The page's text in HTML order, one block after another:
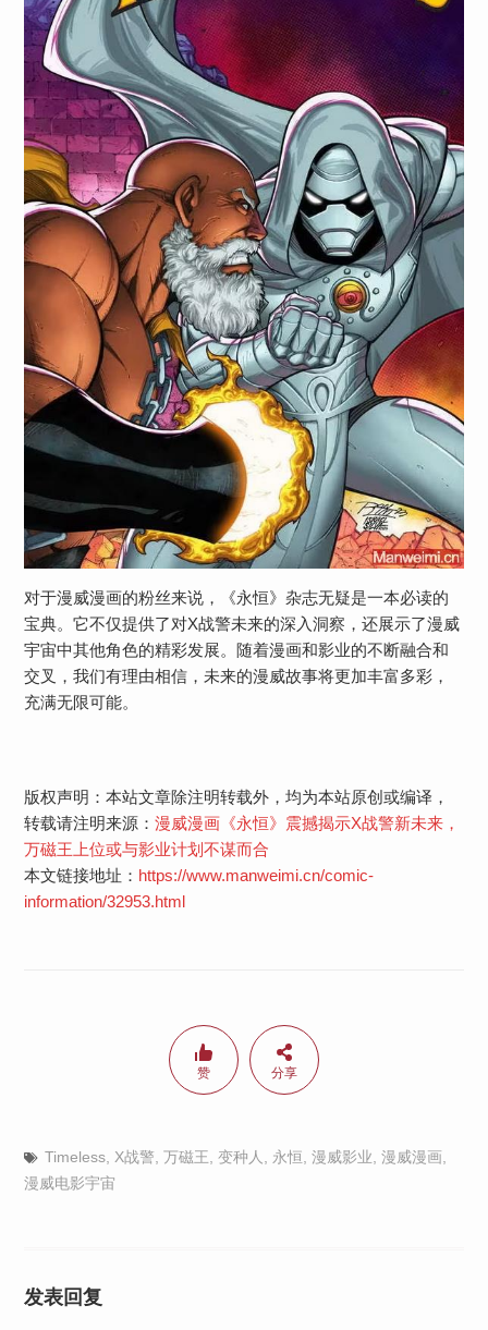
对于漫威漫画的粉丝来说，《永恒》杂志无疑是一本必读的
宝典。它不仅提供了对X战警未来的深入洞察，还展示了漫威
宇宙中其他角色的精彩发展。随着漫画和影业的不断融合和
交叉，我们有理由相信，未来的漫威故事将更加丰富多彩，
充满无限可能。
版权声明：本站文章除注明转载外，均为本站原创或编译，
转载请注明来源： 漫威漫画《永恒》震撼揭示X战警新未来，
万磁王上位或与影业计划不谋而合
本文链接地址： https://www.manweimi.cn/comic-
information/32953.html
赞 分享
Timeless, X战警, 万磁王 变种人 永恒 漫威影业 漫威漫画,
漫威电影宇宙
发表回复